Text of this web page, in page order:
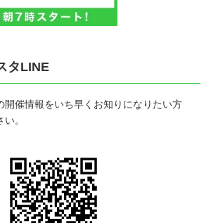
タLINE
開催情報をいち早くお知りになりたい方
。